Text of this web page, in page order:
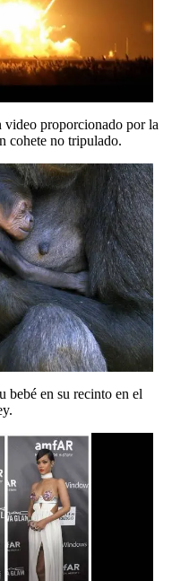
video proporcionado por la
cohete no tripulado.
bebé en su recinto en el